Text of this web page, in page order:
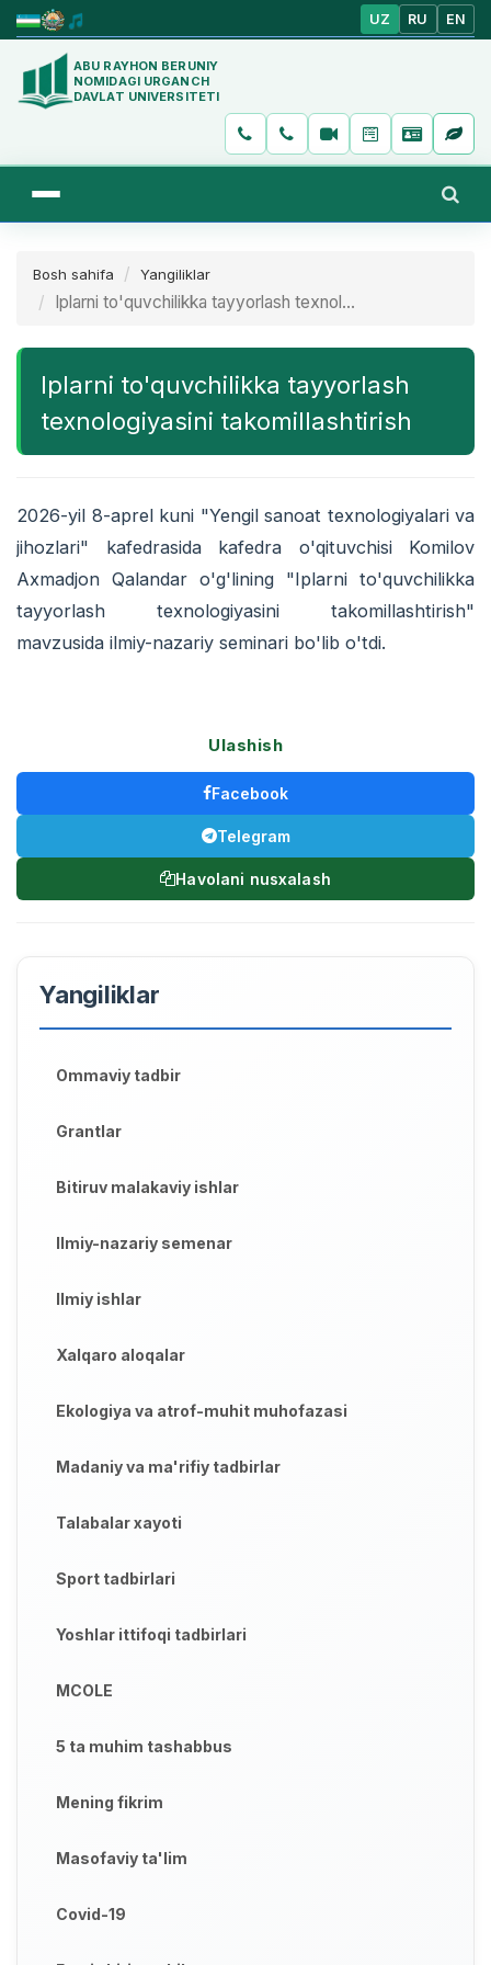
UZ RU EN
ABU RAYHON BERUNIY
NOMIDAGI URGANCH
DAVLAT UNIVERSITETI
Bosh sahifa Yangiliklar
Iplarni to'quvchilikka tayyorlash texnol...
Iplarni to'quvchilikka tayyorlash
texnologiyasini takomillashtirish
2026-yil 8-aprel kuni "Yengil sanoat texnologiyalari va
jihozlari" kafedrasida kafedra o'qituvchisi Komilov
Axmadjon Qalandar o'g'lining "Iplarni to'quvchilikka
tayyorlash texnologiyasini takomillashtirish"
mavzusida ilmiy-nazariy seminari bo'lib o'tdi.
Ulashish
Facebook
Telegram
Havolani nusxalash
Yangiliklar
Ommaviy tadbir
Grantlar
Bitiruv malakaviy ishlar
Ilmiy-nazariy semenar
Ilmiy ishlar
Xalqaro aloqalar
Ekologiya va atrof-muhit muhofazasi
Madaniy va ma'rifiy tadbirlar
Talabalar xayoti
Sport tadbirlari
Yoshlar ittifoqi tadbirlari
MCOLE
5 ta muhim tashabbus
Mening fikrim
Masofaviy ta'lim
Covid-19